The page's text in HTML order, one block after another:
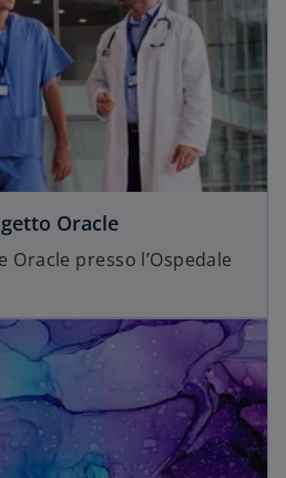
Oracle
Oracle presso l’Ospedale